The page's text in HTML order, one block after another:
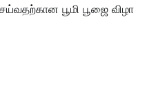
பூமி பூஜை விழா